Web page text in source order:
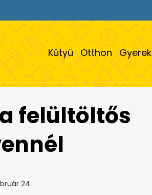
Kütyü Otthon Gyerek
felültöltős
24.